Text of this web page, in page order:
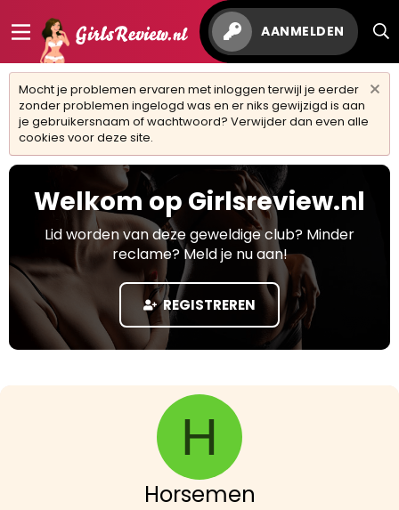
AANMELDEN
Mocht je problemen ervaren met inloggen terwijl je eerder
zonder problemen ingelogd was en er niks gewijzigd is aan
je gebruikersnaam of wachtwoord? Verwijder dan even alle
cookies voor deze site.
Welkom op Girlsreview.nl
Lid worden van deze geweldige club? Minder
reclame? Meld je nu aan!
REGISTREREN
H
Horsemen